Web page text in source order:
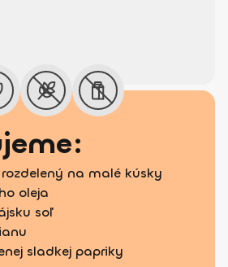
na malé kúsky
oleja
soľ
sladkej papriky